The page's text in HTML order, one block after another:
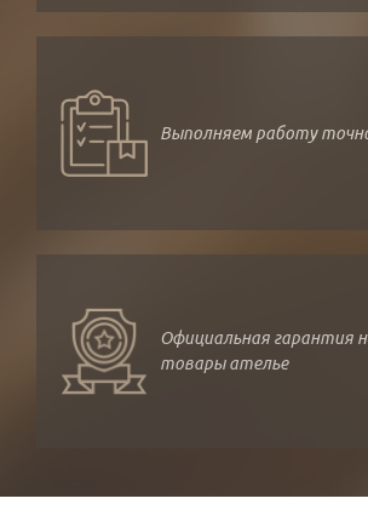
Выполняем работу
Официальная гарантия
товары ателье